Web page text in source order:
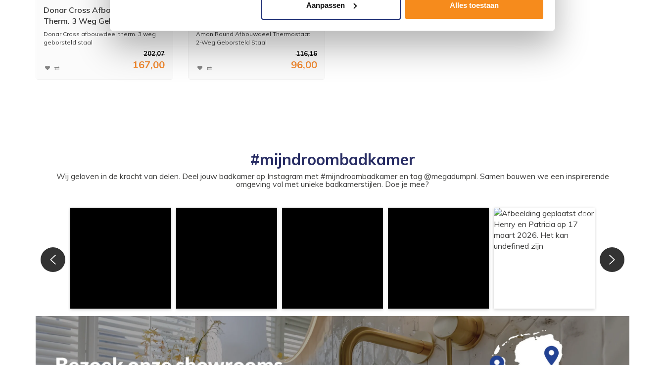
Aanpassen Alles toestaan
Donar Cross Afbouwdeel
Therm. 3 Weg Geborsteld Staal
Donar Cross afbouwdeel therm. 3 weg
geborsteld staal
202,07
167,00
Thermostaat 2-Weg Geborsteld
Staal
Amon Round Afbouwdeel Thermostaat
2-Weg Geborsteld Staal
116,16
96,00
#mijndroombadkamer
Wij geloven in de kracht van delen. Deel jouw badkamer op Instagram met #mijndroombadkamer en tag @megadumpnl. Samen bouwen we een inspirerende
omgeving vol met unieke badkamerstijlen. Doe je mee?